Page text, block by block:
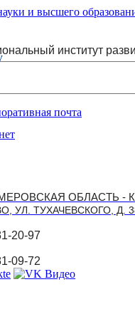
институт
ОБЛАСТЬ -
УЛ. ТУХАЧЕВСКОГО, Д.
20-97
09-72